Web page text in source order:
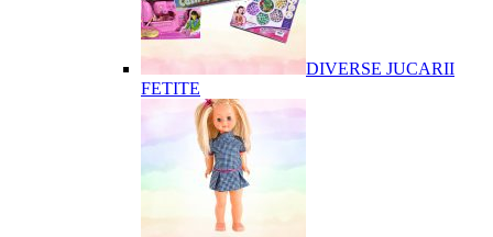
DIVERSE JUCARII
FETITE